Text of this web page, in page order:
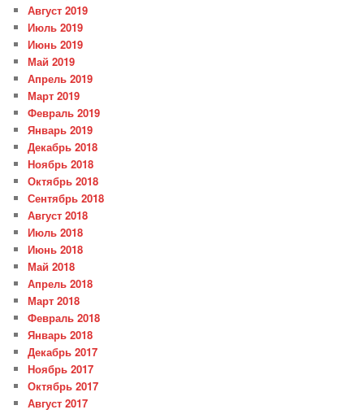
Август 2019
Июль 2019
Июнь 2019
Май 2019
Апрель 2019
Март 2019
Февраль 2019
Январь 2019
Декабрь 2018
Ноябрь 2018
Октябрь 2018
Сентябрь 2018
Август 2018
Июль 2018
Июнь 2018
Май 2018
Апрель 2018
Март 2018
Февраль 2018
Январь 2018
Декабрь 2017
Ноябрь 2017
Октябрь 2017
Август 2017